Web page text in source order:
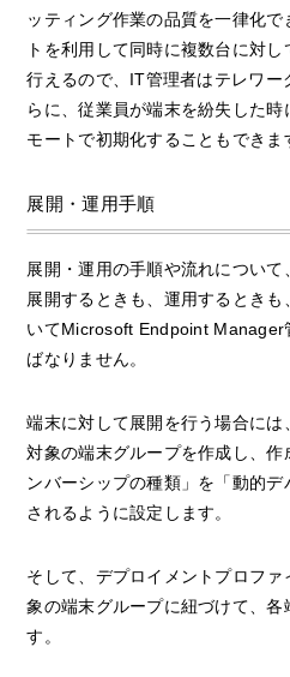
ッティング作業の品質を一律化
トを利用して同時に複数台に対
行えるので、IT管理者はテレワー
らに、従業員が端末を紛失した
モートで初期化することもできま
展開・運用手順
展開・運用の手順や流れについて
展開するときも、運用するとき
いてMicrosoft Endpoint Manager
ばなりません。
端末に対して展開を行う場合に
対象の端末グループを作成し、
ンバーシップの種類」を「動的
されるように設定します。
そして、デプロイメントプロフ
象の端末グループに紐づけて、各
す。